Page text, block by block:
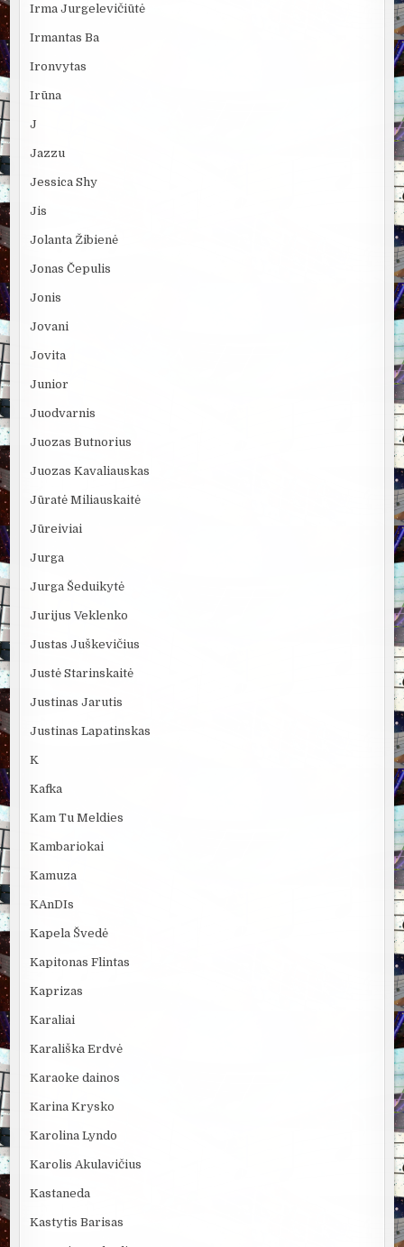
Irma Jurgelevičiūtė
Irmantas Ba
Ironvytas
Irūna
J
Jazzu
Jessica Shy
Jis
Jolanta Žibienė
Jonas Čepulis
Jonis
Jovani
Jovita
Junior
Juodvarnis
Juozas Butnorius
Juozas Kavaliauskas
Jūratė Miliauskaitė
Jūreiviai
Jurga
Jurga Šeduikytė
Jurijus Veklenko
Justas Juškevičius
Justė Starinskaitė
Justinas Jarutis
Justinas Lapatinskas
K
Kafka
Kam Tu Meldies
Kambariokai
Kamuza
KAnDIs
Kapela Švedė
Kapitonas Flintas
Kaprizas
Karaliai
Karališka Erdvė
Karaoke dainos
Karina Krysko
Karolina Lyndo
Karolis Akulavičius
Kastaneda
Kastytis Barisas